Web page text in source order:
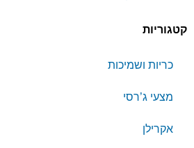
קטגוריות
כריות ושמיכות
מצעי ג’רסי
אקרילן